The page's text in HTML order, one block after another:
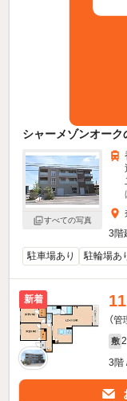
シャーメゾンオーク
すべての写真
3階
駐車場あり
駐輪場あ
新着
（
敷
3階